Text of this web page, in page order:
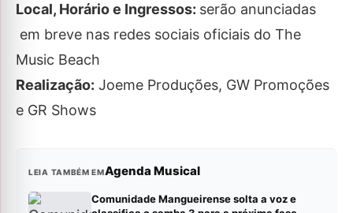
Local, Horário e Ingressos: serão anunciadas
em breve nas redes sociais oficiais do The
Music Beach
Realização: Joeme Produções, GW Promoções
e GR Shows
LEIA TAMBÉM EMAgenda Musical
Comunidade Mangueirense solta a voz e